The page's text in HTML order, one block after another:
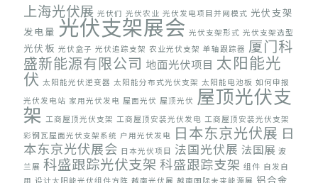
上海光伏展 光伏们 光伏农业 光伏发电项目并网模式 光伏支架
发电量 光伏支架展会 光伏支架形式 光伏支架选型
光伏板 光伏盒子 光伏追踪支架 农业光伏支架 单轴跟踪器 厦门科
盛新能源有限公司 地面光伏项目 太阳能光
伏 太阳能光伏逆变器 太阳能分布式光伏支架 太阳能电池板 如何申报
光伏发电站 家用光伏发电 屋面光伏 屋顶光伏 屋顶光伏支
架 工商屋顶光伏支架 工商屋顶安装光伏发电 工商屋顶安装光伏支架
彩钢瓦屋面光伏支架系统 户用光伏发电 日本东京光伏展 日
本东京光伏展会 日本光伏项目 法国光伏展 法国展 波
兰展 科盛跟踪光伏支架 科盛跟踪支架 组件 自发自
用 设计太阳能光伏组件方阵 越南光伏展 越南国际未来能源展 铝合金